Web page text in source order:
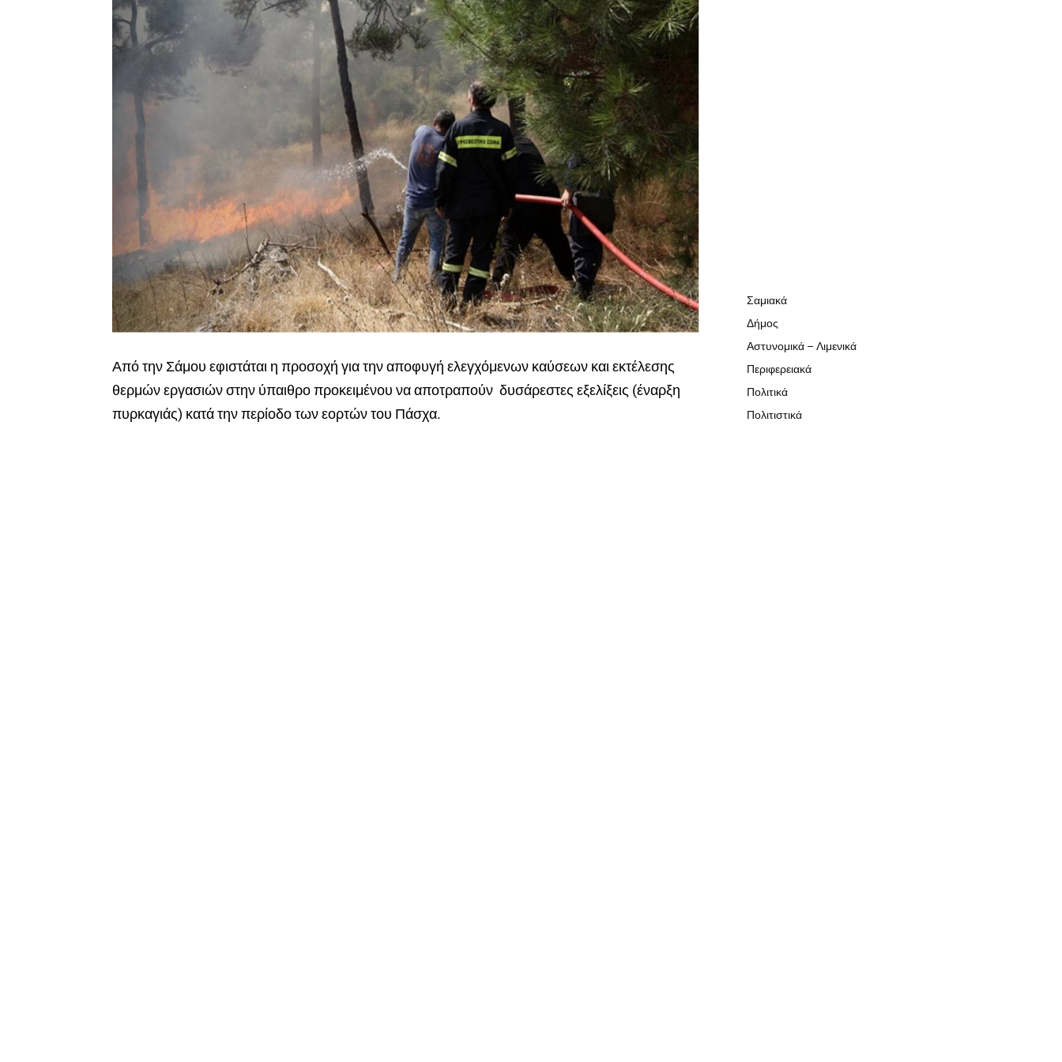
Από την Σάμου εφιστάται η προσοχή για την αποφυγή ελεγχόμενων καύσεων και εκτέλεσης
θερμών εργασιών στην ύπαιθρο προκειμένου να αποτραπούν δυσάρεστες εξελίξεις (έναρξη
πυρκαγιάς) κατά την περίοδο των εορτών του Πάσχα.
Σαμιακά
Δήμος
Αστυνομικά – Λιμενικά
Περιφερειακά
Πολιτικά
Πολιτιστικά